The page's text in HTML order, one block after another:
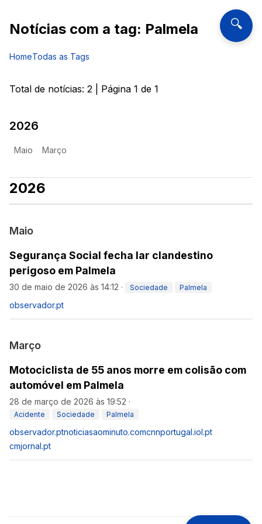
🔍
Notícias com a tag: Palmela
HomeTodas as Tags
Total de notícias: 2 | Página 1 de 1
2026
Maio Março
2026
Maio
Segurança Social fecha lar clandestino
perigoso em Palmela
30 de maio de 2026 às 14:12 · Sociedade Palmela
observador.pt
Março
Motociclista de 55 anos morre em colisão com
automóvel em Palmela
28 de março de 2026 às 19:52 ·
Acidente Sociedade Palmela
observador.ptnoticiasaominuto.comcnnportugal.iol.pt
cmjornal.pt